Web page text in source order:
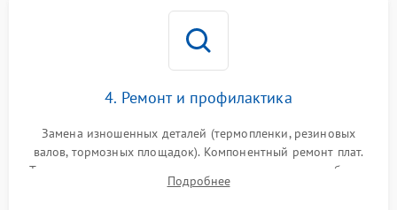
4. Ремонт и профилактика
Замена изношенных деталей (термопленки, резиновых
валов, тормозных площадок). Компонентный ремонт плат.
Тщательная очистка тракта печати, контактов и линз блока
лазера (LSU) от просыпанного тонера и пыли.
Подробнее